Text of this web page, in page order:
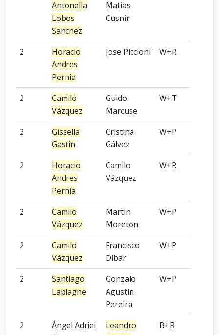
Antonella
Lobos
Sanchez
Matias
Cusnir
2
Horacio
Andres
Pernia
Jose Piccioni W+R
2
Camilo
Vázquez
Guido
Marcuse
W+T
2
Gissella
Gastin
Cristina
Gálvez
W+P
2
Horacio
Andres
Pernia
Camilo
Vázquez
W+R
2
Camilo
Vázquez
Martin
Moreton
W+P
2
Camilo
Vázquez
Francisco
Dibar
W+P
2
Santiago
Laplagne
Gonzalo
Agustín
Pereira
W+P
2
Ángel Adriel
Leandro
B+R